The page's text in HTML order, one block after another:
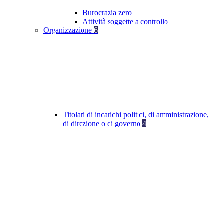
Burocrazia zero
Attività soggette a controllo
Organizzazione 6
Titolari di incarichi politici, di amministrazione,
di direzione o di governo 4